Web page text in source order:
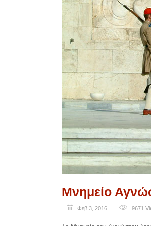
Μνημείο
Φεβ 3, 2016 9671